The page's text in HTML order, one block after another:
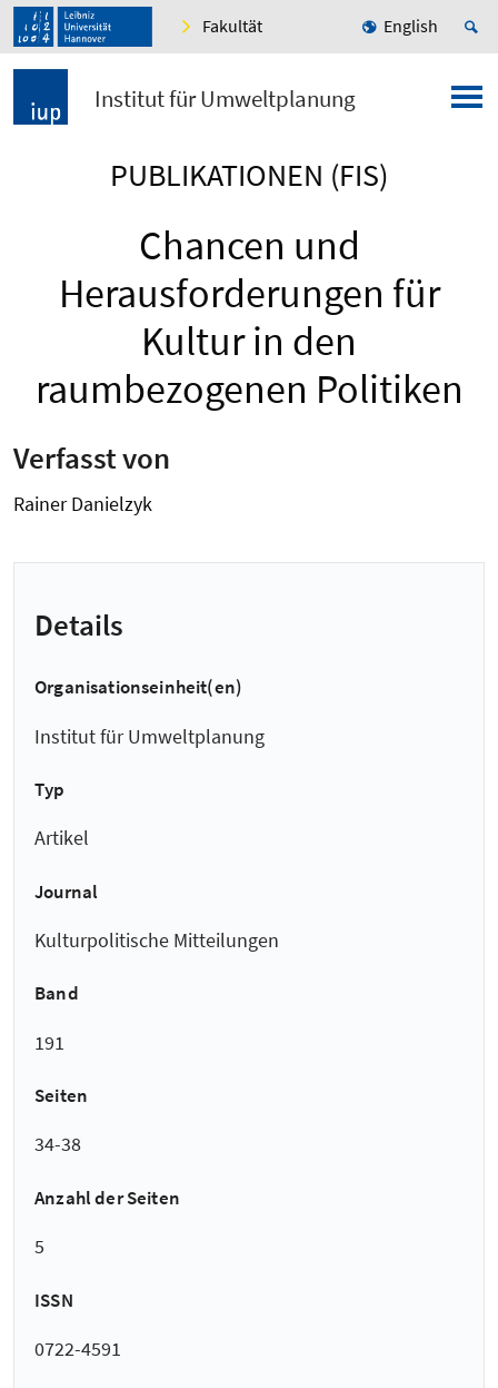
Fakultät English
Institut für Umweltplanung
PUBLIKATIONEN (FIS)
Chancen und
Herausforderungen für
Kultur in den
raumbezogenen Politiken
Verfasst von
Rainer Danielzyk
Details
Organisationseinheit(en)
Institut für Umweltplanung
Typ
Artikel
Journal
Kulturpolitische Mitteilungen
Band
191
Seiten
34-38
Anzahl der Seiten
5
ISSN
0722-4591